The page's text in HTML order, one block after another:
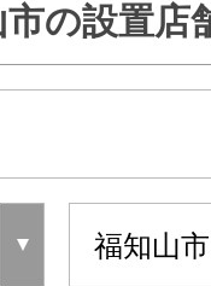
の設置店